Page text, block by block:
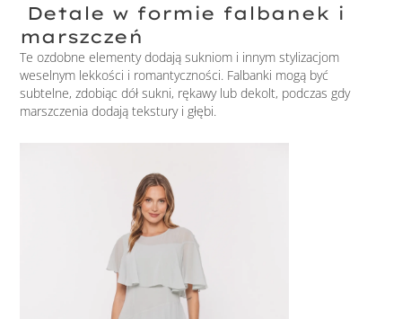
Detale w formie falbanek i
marszczeń
Te ozdobne elementy dodają sukniom i innym stylizacjom
weselnym lekkości i romantyczności. Falbanki mogą być
subtelne, zdobiąc dół sukni, rękawy lub dekolt, podczas gdy
marszczenia dodają tekstury i głębi.